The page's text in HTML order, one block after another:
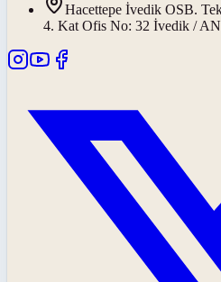
Hacettepe İvedik OSB.
4. Kat Ofis No: 32 İvedik /